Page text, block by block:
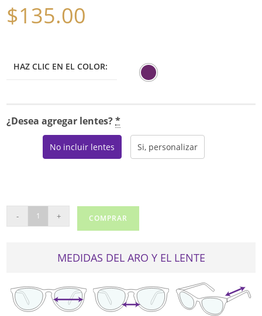
$135.00
HAZ CLIC EN EL COLOR:
¿Desea agregar lentes?*
No incluir lentes Si, personalizar
REVLON
1633-
- + COMPRAR
MEDIDAS DEL ARO Y EL LENTE